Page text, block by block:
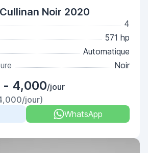
Noir 2020
4
571 hp
Automatique
Noir
- 4,000/jour
jour)
WhatsApp